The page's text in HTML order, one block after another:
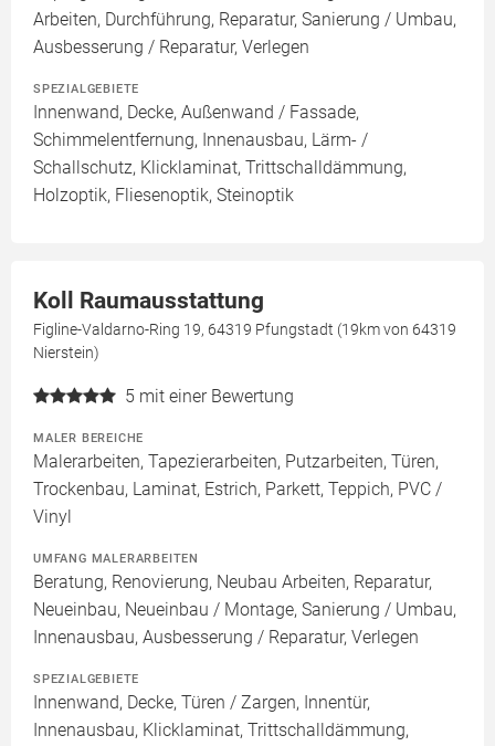
Arbeiten, Durchführung, Reparatur, Sanierung / Umbau,
Ausbesserung / Reparatur, Verlegen
SPEZIALGEBIETE
Innenwand, Decke, Außenwand / Fassade,
Schimmelentfernung, Innenausbau, Lärm- /
Schallschutz, Klicklaminat, Trittschalldämmung,
Holzoptik, Fliesenoptik, Steinoptik
Koll Raumausstattung
Figline-Valdarno-Ring 19, 64319 Pfungstadt (19km von 64319
Nierstein)
5 mit einer Bewertung
MALER BEREICHE
Malerarbeiten, Tapezierarbeiten, Putzarbeiten, Türen,
Trockenbau, Laminat, Estrich, Parkett, Teppich, PVC /
Vinyl
UMFANG MALERARBEITEN
Beratung, Renovierung, Neubau Arbeiten, Reparatur,
Neueinbau, Neueinbau / Montage, Sanierung / Umbau,
Innenausbau, Ausbesserung / Reparatur, Verlegen
SPEZIALGEBIETE
Innenwand, Decke, Türen / Zargen, Innentür,
Innenausbau, Klicklaminat, Trittschalldämmung,